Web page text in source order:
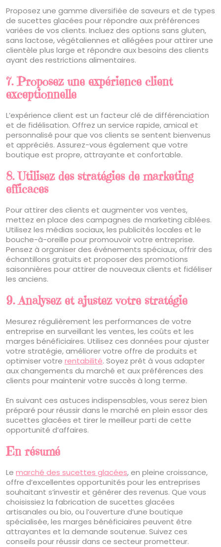
Proposez une gamme diversifiée de saveurs et de types
de sucettes glacées pour répondre aux préférences
variées de vos clients. Incluez des options sans gluten,
sans lactose, végétaliennes et allégées pour attirer une
clientèle plus large et répondre aux besoins des clients
ayant des restrictions alimentaires.
7. Proposez une expérience client
exceptionnelle
L’expérience client est un facteur clé de différenciation
et de fidélisation. Offrez un service rapide, amical et
personnalisé pour que vos clients se sentent bienvenus
et appréciés. Assurez-vous également que votre
boutique est propre, attrayante et confortable.
8. Utilisez des stratégies de marketing
efficaces
Pour attirer des clients et augmenter vos ventes,
mettez en place des campagnes de marketing ciblées.
Utilisez les médias sociaux, les publicités locales et le
bouche-à-oreille pour promouvoir votre entreprise.
Pensez à organiser des événements spéciaux, offrir des
échantillons gratuits et proposer des promotions
saisonnières pour attirer de nouveaux clients et fidéliser
les anciens.
9. Analysez et ajustez votre stratégie
Mesurez régulièrement les performances de votre
entreprise en surveillant les ventes, les coûts et les
marges bénéficiaires. Utilisez ces données pour ajuster
votre stratégie, améliorer votre offre de produits et
optimiser votre rentabilité. Soyez prêt à vous adapter
aux changements du marché et aux préférences des
clients pour maintenir votre succès à long terme.
En suivant ces astuces indispensables, vous serez bien
préparé pour réussir dans le marché en plein essor des
sucettes glacées et tirer le meilleur parti de cette
opportunité d’affaires.
En résumé
Le marché des sucettes glacées, en pleine croissance,
offre d’excellentes opportunités pour les entreprises
souhaitant s’investir et générer des revenus. Que vous
choisissiez la fabrication de sucettes glacées
artisanales ou bio, ou l’ouverture d’une boutique
spécialisée, les marges bénéficiaires peuvent être
attrayantes et la demande soutenue. Suivez ces
conseils pour réussir dans ce secteur prometteur.